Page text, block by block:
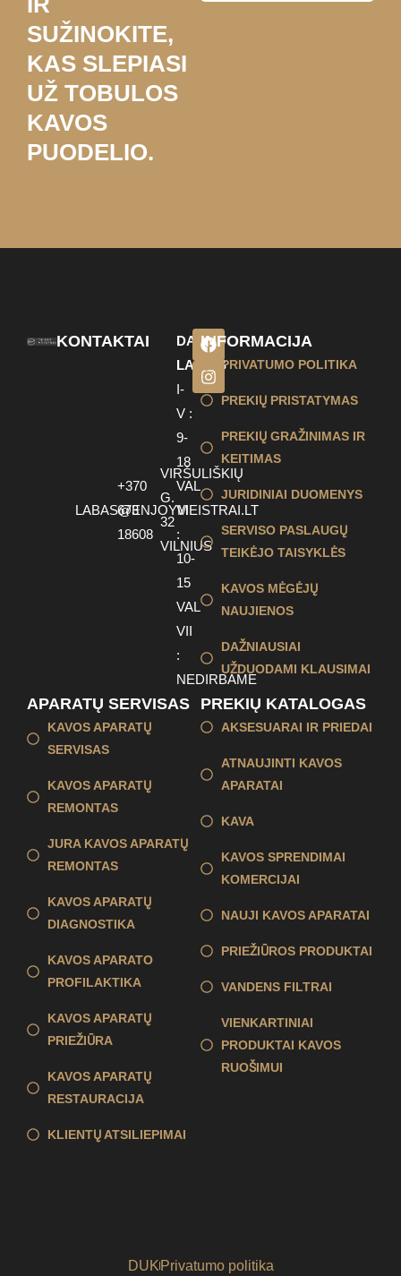
SUŽINOKITE,
KAS SLEPIASI
UŽ TOBULOS
KAVOS
PUODELIO.
KONTAKTAI
LABAS@ENJOYMEISTRAI.LT
+370
673
18608
VIRŠULIŠKIŲ
G.
32
VILNIUS
DARBO
LAIKAS
I-
V :
9-
18
VAL
VI
:
10-
15
VAL
VII
:
NEDIRBAME
INFORMACIJA
PRIVATUMO POLITIKA
PREKIŲ PRISTATYMAS
PREKIŲ GRAŽINIMAS IR
KEITIMAS
JURIDINIAI DUOMENYS
SERVISO PASLAUGŲ
TEIKĖJO TAISYKLĖS
KAVOS MĖGĖJŲ
NAUJIENOS
DAŽNIAUSIAI
UŽDUODAMI KLAUSIMAI
APARATŲ SERVISAS
KAVOS APARATŲ
SERVISAS
KAVOS APARATŲ
REMONTAS
JURA KAVOS APARATŲ
REMONTAS
KAVOS APARATŲ
DIAGNOSTIKA
KAVOS APARATO
PROFILAKTIKA
KAVOS APARATŲ
PRIEŽIŪRA
KAVOS APARATŲ
RESTAURACIJA
KLIENTŲ ATSILIEPIMAI
PREKIŲ KATALOGAS
AKSESUARAI IR PRIEDAI
ATNAUJINTI KAVOS
APARATAI
KAVA
KAVOS SPRENDIMAI
KOMERCIJAI
NAUJI KAVOS APARATAI
PRIEŽIŪROS PRODUKTAI
VANDENS FILTRAI
VIENKARTINIAI
PRODUKTAI KAVOS
RUOŠIMUI
DUKPrivatumo politika